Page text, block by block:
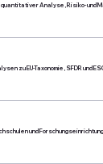
quantitativer Analyse, Risiko- und
zu EU-Taxonomie, SFDR und
und